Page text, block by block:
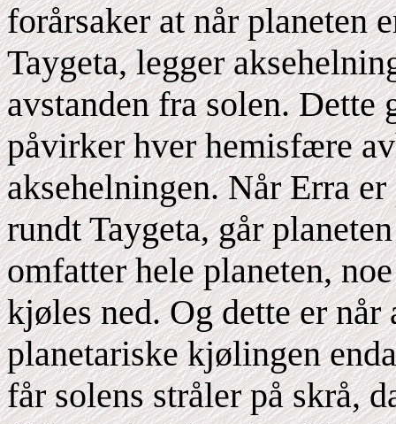
forårsaker at når planeten
Taygeta, legger
avstanden fra solen.
påvirker hver hemisfære
aksehelningen. Når Erra
rundt Taygeta, går
omfatter hele planeten,
kjøles ned. Og dette er
planetariske kjølingen
får solens stråler på skrå,